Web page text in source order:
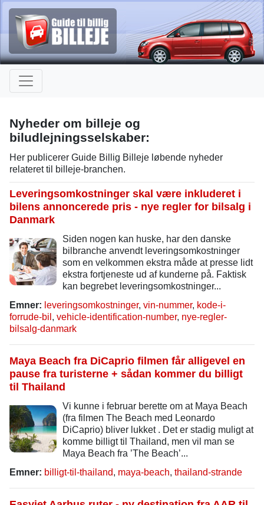
Nyheder om billeje og
biludlejningsselskaber:
Her publicerer Guide Billig Billeje løbende nyheder
relateret til billeje-branchen.
Leveringsomkostninger skal være inkluderet i
bilens annoncerede pris - nye regler for bilsalg i
Danmark
Siden nogen kan huske, har den danske
bilbranche anvendt leveringsomkostninger
som en velkommen ekstra måde at presse lidt
ekstra fortjeneste ud af kunderne på. Faktisk
kan begrebet leveringsomkostninger...
Emner: leveringsomkostninger, vin-nummer, kode-i-
forrude-bil , vehicle-identification-number, nye-regler-
bilsalg-danmark
Maya Beach fra DiCaprio filmen får alligevel en
pause fra turisterne + sådan kommer du billigt
til Thailand
Vi kunne i februar berette om at Maya Beach
(fra filmen The Beach med Leonardo
DiCaprio) bliver lukket . Det er stadig muligt at
komme billigt til Thailand, men vil man se
Maya Beach fra ’The Beach’...
Emner: billigt-til-thailand, maya-beach, thailand-strande